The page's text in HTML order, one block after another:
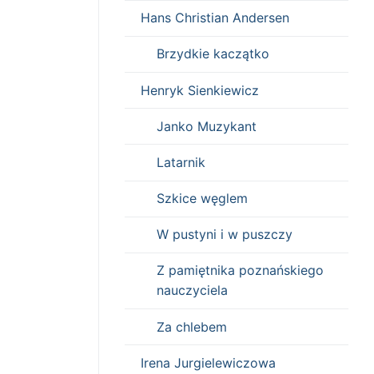
Hans Christian Andersen
Brzydkie kaczątko
Henryk Sienkiewicz
Janko Muzykant
Latarnik
Szkice węglem
W pustyni i w puszczy
Z pamiętnika poznańskiego
nauczyciela
Za chlebem
Irena Jurgielewiczowa